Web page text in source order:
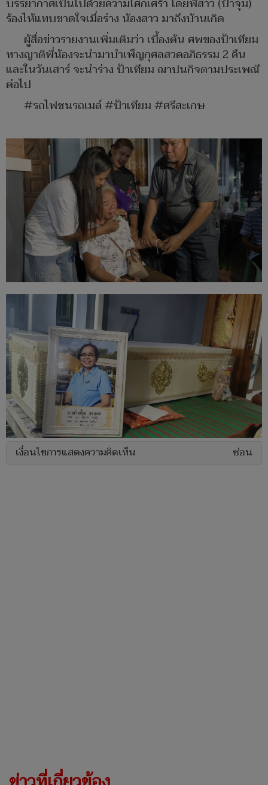
ร้องไห้แทบขาดใจเมื่อร่าง น้องสาว มาถึงบ้านเกิด
ผู้สื่อข่าวรายงานเพิ่มเติมว่า เบื้องต้น ศพของป้าเทียม
ทางญาติพี่น้องจะนำมาบำเพ็ญกุศลสวดอภิธรรม 2 คืน
และในวันเสาร์ จะนำร่าง ป้าเทียม ฌาปนกิจตามประเพณี
ต่อไป
#รถไฟชนรถเมล์ #ป้าเทียม #ศรีสะเกษ
เงื่อนไขการแสดงความคิดเห็น ซ่อน